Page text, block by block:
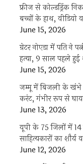
फ्रीज से कोल्डड्रिंक
बच्चों के हाथ, वीडियो
June 15, 2026
ग्रेटर नोएडा में पति ने
हत्या, 9 साल पहले
June 15, 2026
जम्मू में बिजली के खंभे
करंट, गंभीर रूप से
June 13, 2026
यूपी के 75 जिलों में 14
साहित्यकारों का शौर्य
June 12, 2026